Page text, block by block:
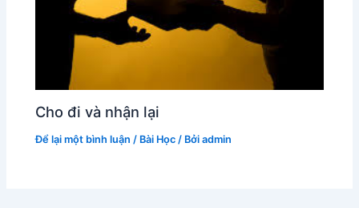
Cho đi và nhận lại
Để lại một bình luận / Bài Học / Bởiadmin